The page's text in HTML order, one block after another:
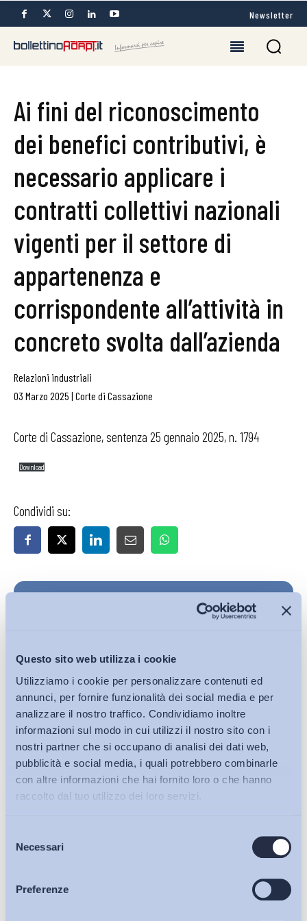
Questo sito web utilizza i cookie
Utilizziamo i cookie per personalizzare contenuti ed
annunci, per fornire funzionalità dei social media e per
analizzare il nostro traffico. Condividiamo inoltre
informazioni sul modo in cui utilizzi il nostro sito con i
nostri partner che si occupano di analisi dei dati web,
pubblicità e social media, i quali potrebbero combinarle
con altre informazioni che hai fornito loro o che hanno
raccolto dal tuo utilizzo dei loro servizi.
delNecessari
Preferenze
Bollettini ADAPT
Articoli
Newsletter
Ai fini del riconoscimento
dei benefici contributivi, è
necessario applicare i
contratti collettivi nazionali
vigenti per il settore di
appartenenza e
corrispondente all’attività in
concreto svolta dall’azienda
Relazioni industriali
03 Marzo 2025 | Corte di Cassazione
Corte di Cassazione, sentenza 25 gennaio 2025, n. 1794
Download
Condividi su:
Iscriviti alla Newsletter